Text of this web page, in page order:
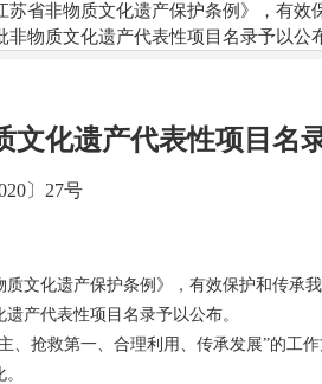
省非物质文化遗产保护条例》，有效
物质文化遗产代表性项目名录予以公
文化遗产代表性项目名
〕27号
文化遗产保护条例》，有效保护和传承
产代表性项目名录予以公布。
抢救第一、合理利用、传承发展”的工